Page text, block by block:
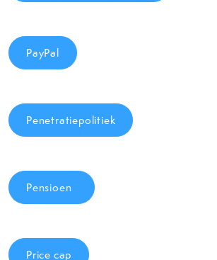
PayPal
Penetratiepolitiek
Pensioen
Price cap